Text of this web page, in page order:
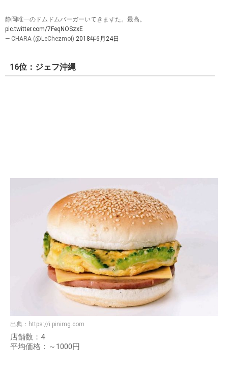
静岡唯一のドムドムバーガーいてきますた。最高。
pic.twitter.com/7FeqNOSzxE
— CHARA (@LeChezmoi) 2018年6月24日
16位：ジェフ沖縄
出典： https://i.pinimg.com
店舗数：4
平均価格：～1000円